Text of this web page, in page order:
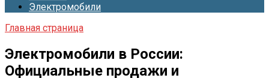
Электромобили
Главная страница
Электромобили в России:
Официальные продажи и